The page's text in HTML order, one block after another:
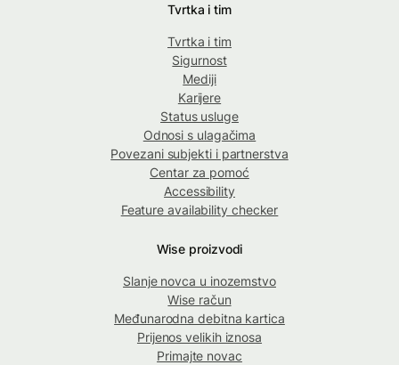
Tvrtka i tim
Tvrtka i tim
Sigurnost
Mediji
Karijere
Status usluge
Odnosi s ulagačima
Povezani subjekti i partnerstva
Centar za pomoć
Accessibility
Feature availability checker
Wise proizvodi
Slanje novca u inozemstvo
Wise račun
Međunarodna debitna kartica
Prijenos velikih iznosa
Primajte novac